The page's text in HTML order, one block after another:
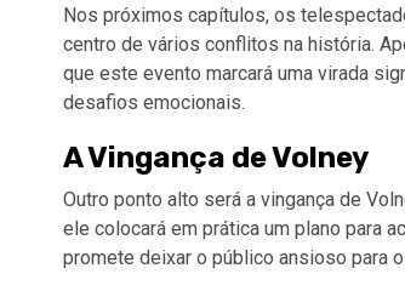
Nos próximos capítulos, os
centro de vários conflitos na história.
que este evento marcará uma virada
desafios emocionais.
A Vingança de Volney
Outro ponto alto será a vingança de
ele colocará em prática um plano para
promete deixar o público ansioso para